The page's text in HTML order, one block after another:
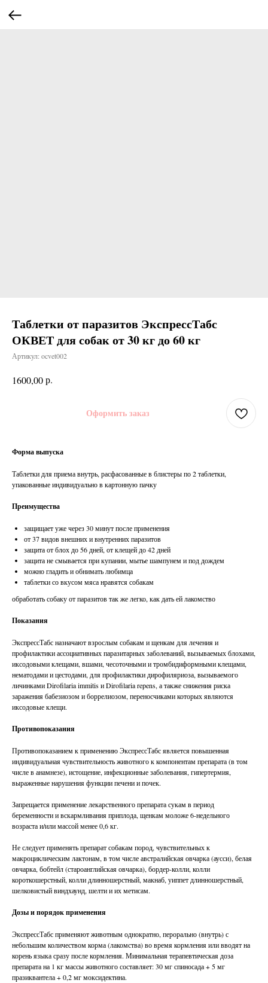
Таблетки от паразитов ЭкспрессТабс
ОКВЕТ для собак от 30 кг до 60 кг
Артикул: ocvet002
1600,00р.
Оформить заказ
Форма выпуска
Таблетки для приема внутрь, расфасованные в блистеры по 2 таблетки,
упакованные индивидуально в картонную пачку
Преимущества
защищает уже через 30 минут после применения
от 37 видов внешних и внутренних паразитов
защита от блох до 56 дней, от клещей до 42 дней
защита не смывается при купании, мытье шампунем и под дождем
можно гладить и обнимать любимца
таблетки со вкусом мяса нравятся собакам
обработать собаку от паразитов так же легко, как дать ей лакомство
Показания
ЭкспрессТабс назначают взрослым собакам и щенкам для лечения и
профилактики ассоциативных паразитарных заболеваний, вызываемых блохами,
иксодовыми клещами, вшами, чесоточными и тромбидиформными клещами,
нематодами и цестодами, для профилактики дирофиляриоза, вызываемого
личинками Dirofilaria immitis и Dirofilaria repens, а также снижения риска
заражения бабезиозом и боррелиозом, переносчиками которых являются
иксодовые клещи.
Противопоказания
Противопоказанием к применению ЭкспрессТабс является повышенная
индивидуальная чувствительность животного к компонентам препарата (в том
числе в анамнезе), истощение, инфекционные заболевания, гипертермия,
выраженные нарушения функции печени и почек.
Запрещается применение лекарственного препарата сукам в период
беременности и вскармливания приплода, щенкам моложе 6-недельного
возраста и/или массой менее 0,6 кг.
Не следует применять препарат собакам пород, чувствительных к
макроциклическим лактонам, в том числе австралийская овчарка (аусси), белая
овчарка, бобтейл (староанглийская овчарка), бордер-колли, колли
короткошерстный, колли длинношерстный, макнаб, уиппет длинношерстный,
шелковистый виндхаунд, шелти и их метисам.
Дозы и порядок применения
ЭкспрессТабс применяют животным однократно, перорально (внутрь) с
небольшим количеством корма (лакомства) во время кормления или вводят на
корень языка сразу после кормления. Минимальная терапевтическая доза
препарата на 1 кг массы животного составляет: 30 мг спиносада + 5 мг
празиквантела + 0,2 мг моксидектина.